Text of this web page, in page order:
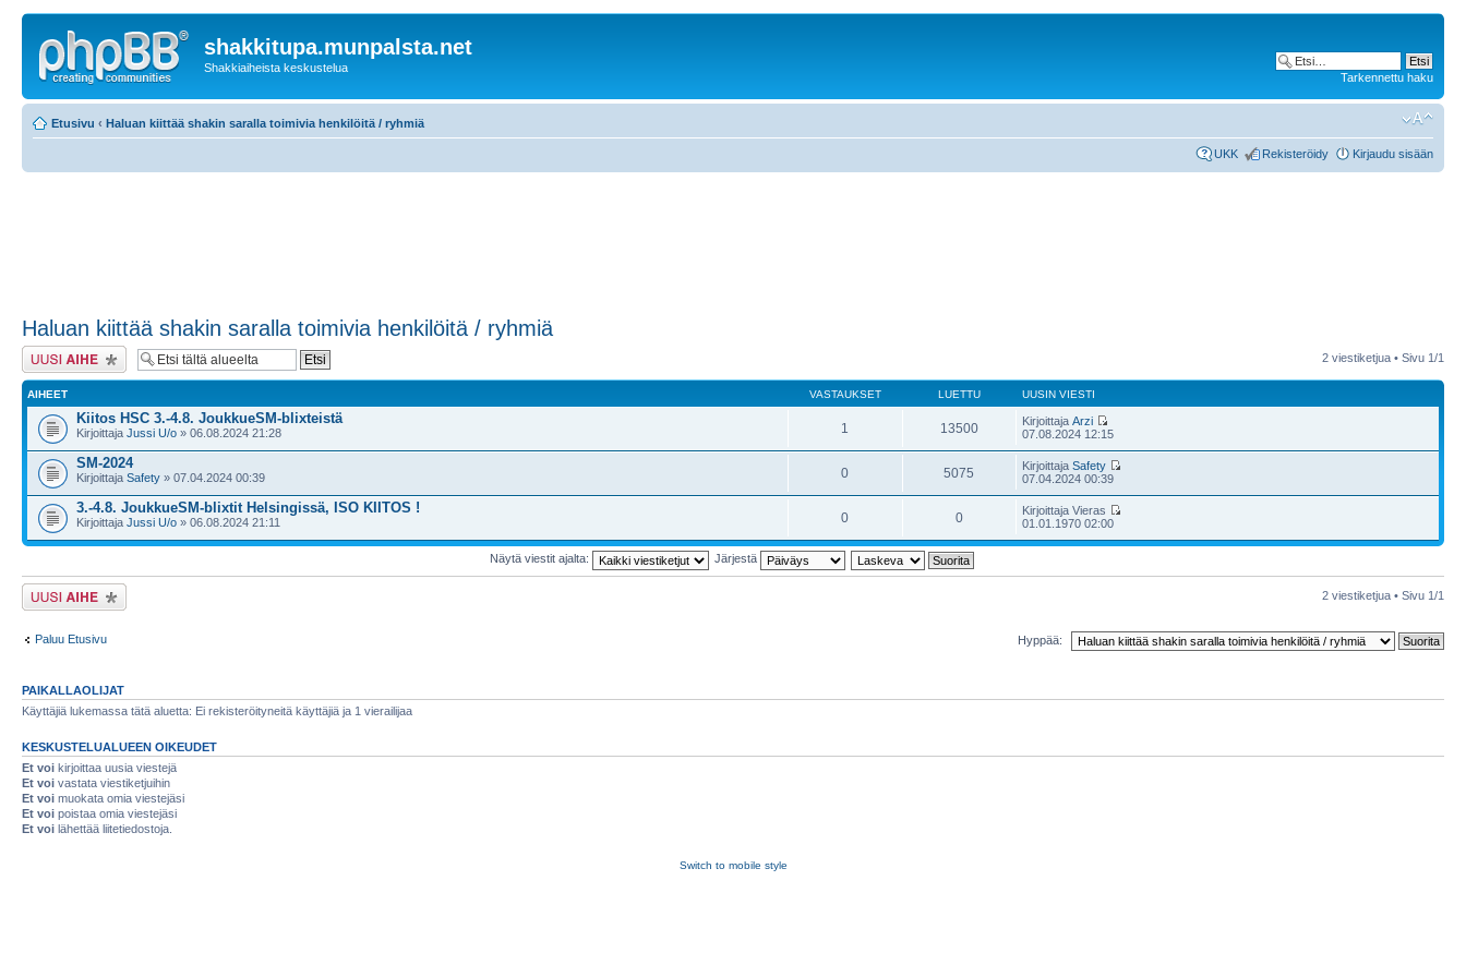
shakkitupa.munpalsta.net
Shakkiaiheista keskustelua
Tarkennettu haku
Etusivu ‹ Haluan kiittää shakin saralla toimivia henkilöitä / ryhmiä
UKK Rekisteröidy Kirjaudu sisään
Haluan kiittää shakin saralla toimivia henkilöitä / ryhmiä
Lähetä uusi viesti 2 viestiketjua • Sivu 1/1
AIHEET VASTAUKSET LUETTU UUSIN VIESTI
Kiitos HSC 3.-4.8. JoukkueSM-blixteistä
Kirjoittaja Jussi U/o » 06.08.2024 21:28 1 13500 KirjoittajaArzi
07.08.2024 12:15
SM-2024
Kirjoittaja Safety » 07.04.2024 00:39 0 5075 KirjoittajaSafety
07.04.2024 00:39
3.-4.8. JoukkueSM-blixtit Helsingissä, ISO KIITOS !
Kirjoittaja Jussi U/o » 06.08.2024 21:11 0 0
Kirjoittaja Vieras
01.01.1970 02:00
Näytä viestit ajalta: Järjestä
Lähetä uusi viesti 2 viestiketjua • Sivu 1/1
Paluu Etusivu Hyppää:
PAIKALLAOLIJAT
Käyttäjiä lukemassa tätä aluetta: Ei rekisteröityneitä käyttäjiä ja 1 vierailijaa
KESKUSTELUALUEEN OIKEUDET
Et voi kirjoittaa uusia viestejä
Et voi vastata viestiketjuihin
Et voi muokata omia viestejäsi
Et voi poistaa omia viestejäsi
Et voi lähettää liitetiedostoja.
Switch to mobile style